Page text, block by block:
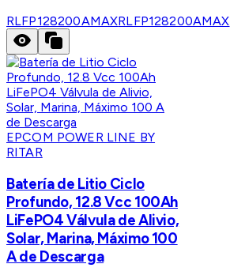
RLFP128200AMAXRLFP128200AMAX
EPCOM POWER LINE BY
RITAR
Batería de Litio Ciclo
Profundo, 12.8 Vcc 100Ah
LiFePO4 Válvula de Alivio,
Solar, Marina, Máximo 100
A de Descarga